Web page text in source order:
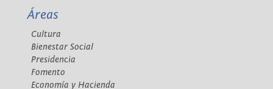
Áreas
Cultura
Bienestar Social
Presidencia
Fomento
Economía y Hacienda